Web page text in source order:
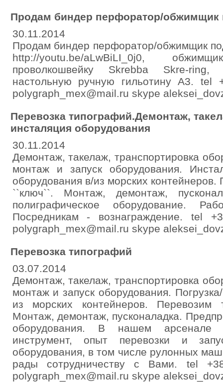
Продам биндер перфоратор/обжимщик
30.11.2014
Продам биндер перфоратор/обжимщик
http://youtu.be/aLwBiLI_0j0,
проволкошвейку Skrebba Skre-ring,
настольную ручную гильотину А3.
polygraph_mex@mail.ru skype
Перевозка типографий.Демонтаж,
инсталяция оборудования
30.11.2014
Демонтаж, такелаж, транспортировка
монтаж и запуск оборудования.
оборудования в/из морских
``ключ``. Монтаж, демонтаж,
полиграфическое оборудование.
Посредникам - вознаграждение. tel
polygraph_mex@mail.ru skype
Перевозка типографий
03.07.2014
Демонтаж, такелаж, транспортировка
монтаж и запуск оборудования.
из морских контейнеров. Перевозим
Монтаж, демонтаж, пусконаладка.
оборудования. В нашем арсенале
инструмент, опыт перевозки и
оборудования, в том числе рулонных
рады сотрудничеству с Вами. tel
polygraph_mex@mail.ru skype